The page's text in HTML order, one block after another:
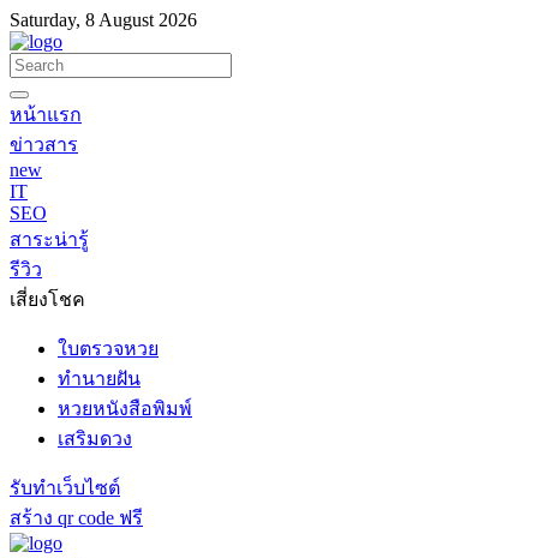
Saturday, 8 August 2026
หน้าแรก
ข่าวสาร
new
IT
SEO
สาระน่ารู้
รีวิว
เสี่ยงโชค
ใบตรวจหวย
ทำนายฝัน
หวยหนังสือพิมพ์
เสริมดวง
รับทำเว็บไซต์
สร้าง qr code ฟรี